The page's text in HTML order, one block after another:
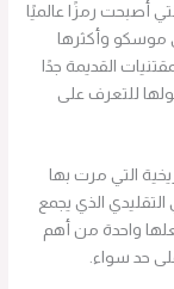
أصبحت رمزًا عالميًا
وأكثرها
القديمة جدًا
للتعرف على
التي مرت بها
الذي يجمع
واحدة من أهم
حد سواء.